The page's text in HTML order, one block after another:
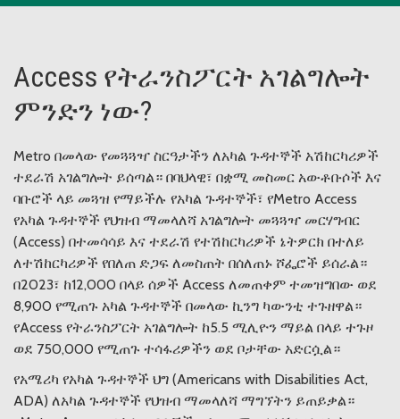
Access የትራንስፖርት አገልግሎት
ምንድን ነው?
Metro በመላው የመጓጓዣ ስርዓታችን ለአካል ጉዳተኞች አሽከርካሪዎች
ተደራሽ አገልግሎት ይሰጣል። በባህላዊ፣ በቋሚ መስመር አውቶቡሶች እና
ባቡሮች ላይ መጓዝ የማይችሉ የአካል ጉዳተኞች፣ የMetro Access
የአካል ጉዳተኞች የህዝብ ማመላለሻ አገልግሎት መጓጓዣ መርሃግብር
(Access) በተመሳሳይ እና ተደራሽ የተሽከርካሪዎች ኔትዎርክ በተለይ
ለተሽከርካሪዎች የበለጠ ድጋፍ ለመስጠት በሰለጠኑ ሾፌሮች ይሰራል።
በ2023፣ ከ12,000 በላይ ሰዎች Access ለመጠቀም ተመዝግበው ወደ
8,900 የሚጠጉ አካል ጉዳተኞች በመላው ኪንግ ካውንቲ ተጉዘዋል።
የAccess የትራንስፖርት አገልግሎት ከ5.5 ሚሊዮን ማይል በላይ ተጉዞ
ወደ 750,000 የሚጠጉ ተሳፋሪዎችን ወደ ቦታቸው አድርሷል።
የአሜሪካ የአካል ጉዳተኞች ህግ (Americans with Disabilities Act,
ADA) ለአካል ጉዳተኞች የህዝብ ማመላለሻ ማግኘትን ይጠይቃል።